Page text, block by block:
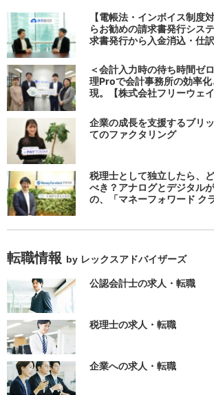
【電帳法・インボイス制度
らお勧めの請求書発行シス
求書発行から入金消込・仕
＜会計入力時の待ち時間ゼ
理Proで会計事務所の効率
現。【株式会社フリーウェ
企業の成長を支援するブリ
てのファクタリング
税理士として独立したら、
べき？アナログとデジタル
の、「マネーフォワード ク
転職情報 by レックスアドバイザーズ
公認会計士の求人・転職
税理士の求人・転職
企業への求人・転職